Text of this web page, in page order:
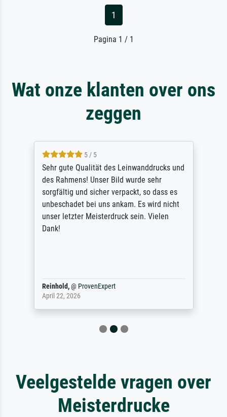
1
Pagina 1 / 1
Wat onze klanten over ons
zeggen
5 / 5
Sehr gute Qualität des Leinwanddrucks und
des Rahmens! Unser Bild wurde sehr
sorgfältig und sicher verpackt, so dass es
unbeschadet bei uns ankam. Es wird nicht
unser letzter Meisterdruck sein. Vielen
Dank!
Reinhold,@ ProvenExpert
April 22, 2026
Veelgestelde vragen over
Meisterdrucke